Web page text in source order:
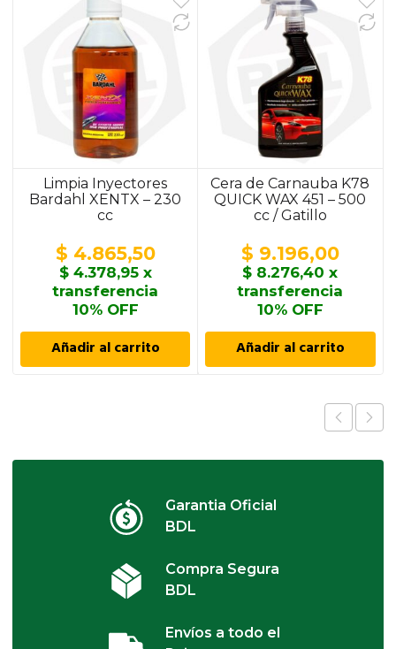
Limpia Inyectores
Bardahl XENTX – 230
cc
$ 4.865,50
$4.378,95x
transferencia
10% OFF
Añadir al carrito
Cera de Carnauba K78
QUICK WAX 451 – 500
cc / Gatillo
$ 9.196,00
$ 8.276,40 x
transferencia
10% OFF
Añadir al carrito
Garantia Oficial
BDL
Compra Segura
BDL
Envíos a todo el